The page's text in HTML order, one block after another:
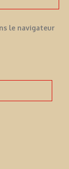
le navigateur